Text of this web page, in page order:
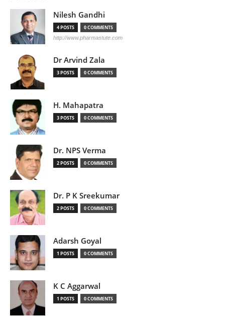
Nilesh Gandhi
4 POSTS 0 COMMENTS
http://www.pharmastute.com
Dr Arvind Zala
3 POSTS 0 COMMENTS
H. Mahapatra
3 POSTS 0 COMMENTS
Dr. NPS Verma
2 POSTS 0 COMMENTS
Dr. P K Sreekumar
2 POSTS 0 COMMENTS
Adarsh Goyal
1 POSTS 0 COMMENTS
K C Aggarwal
1 POSTS 0 COMMENTS